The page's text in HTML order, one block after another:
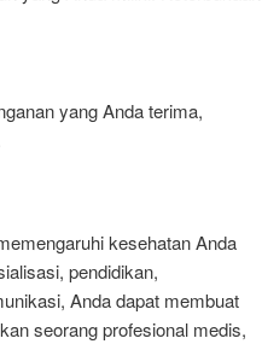
yang Anda terima,
kesehatan Anda
pendidikan,
Anda dapat membuat
seorang profesional medis,